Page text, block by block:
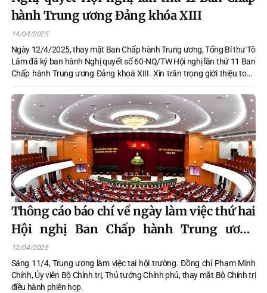
hành Trung ương Đảng khóa XIII
14/04/2025
Ngày 12/4/2025, thay mặt Ban Chấp hành Trung ương, Tổng Bí thư Tô
Lâm đã ký ban hành Nghị quyết số 60-NQ/TW Hội nghị lần thứ 11 Ban
Chấp hành Trung ương Đảng khoá XIII. Xin trân trọng giới thiệu toàn
văn Nghị quyết số 60-NQ/TW.
Thông cáo báo chí về ngày làm việc thứ hai
Hội nghị Ban Chấp hành Trung ương
Đảng lần thứ 11 khóa XIII
12/04/2025
Sáng 11/4, Trung ương làm việc tại hội trường. Đồng chí Phạm Minh
Chính, Ủy viên Bộ Chính trị, Thủ tướng Chính phủ, thay mặt Bộ Chính trị
điều hành phiên họp.